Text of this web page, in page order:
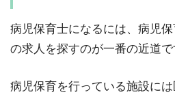
病児保育士になるには、病児
の求人を探すのが一番の近道で
病児保育を行っている施設に